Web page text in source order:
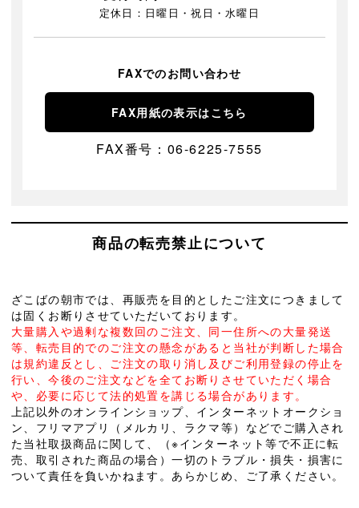
定休日：日曜日・祝日・水曜日
FAXでのお問い合わせ
FAX用紙の表示はこちら
FAX番号：06-6225-7555
商品の転売禁止について
ざこばの朝市では、再販売を目的としたご注文につきまして
は固くお断りさせていただいております。
大量購入や過剰な複数回のご注文、同一住所への大量発送
等、転売目的でのご注文の懸念があると当社が判断した場合
は規約違反とし、ご注文の取り消し及びご利用登録の停止を
行い、今後のご注文などを全てお断りさせていただく場合
や、必要に応じて法的処置を講じる場合があります。
上記以外のオンラインショップ、インターネットオークショ
ン、フリマアプリ（メルカリ、ラクマ等）などでご購入され
た当社取扱商品に関して、（※インターネット等で不正に転
売、取引された商品の場合）一切のトラブル・損失・損害に
ついて責任を負いかねます。あらかじめ、ご了承ください。